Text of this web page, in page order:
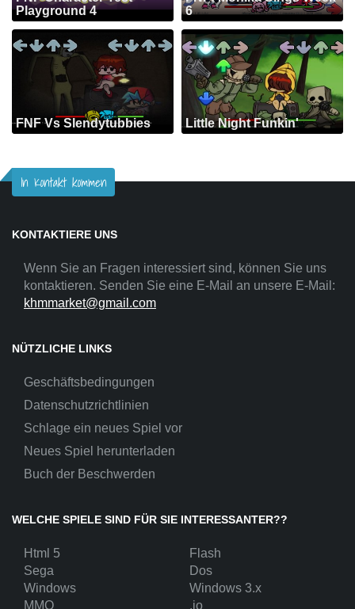
Playground 4
6
FNF Vs Slendytubbies Little Night Funkin'
In Kontakt kommen
KONTAKTIERE UNS
Wenn Sie an Fragen interessiert sind, können Sie uns
kontaktieren. Senden Sie eine E-Mail an unsere E-Mail:
khmmarket@gmail.com
NÜTZLICHE LINKS
Geschäftsbedingungen
Datenschutzrichtlinien
Schlage ein neues Spiel vor
Neues Spiel herunterladen
Buch der Beschwerden
WELCHE SPIELE SIND FÜR SIE INTERESSANTER??
Html 5
Flash
Sega
Dos
Windows
Windows 3.x
MMO
.io